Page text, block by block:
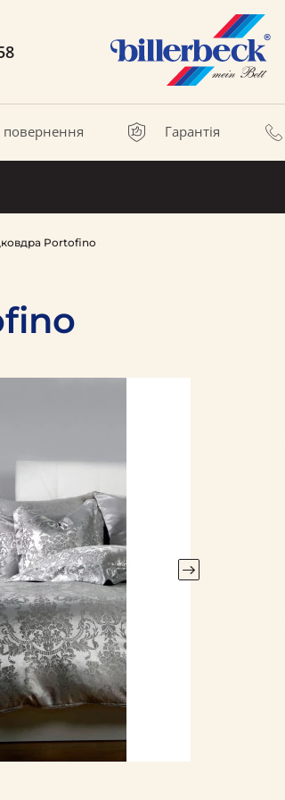
повернення Гарантія
Portofino